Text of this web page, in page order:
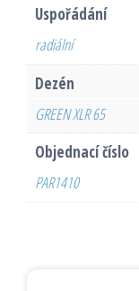
Uspořádání
radiální
Dezén
GREEN XLR 65
Objednací číslo
PAR1410